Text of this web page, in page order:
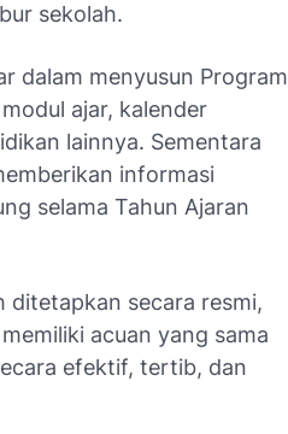
sekolah.
dalam menyusun Program
ajar, kalender
lainnya. Sementara
informasi
selama Tahun Ajaran
ditetapkan secara resmi,
acuan yang sama
efektif, tertib, dan